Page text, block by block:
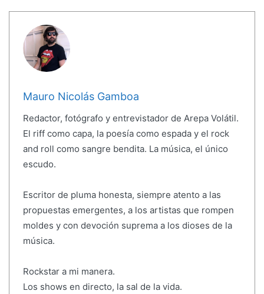
Mauro Nicolás Gamboa
Redactor, fotógrafo y entrevistador de Arepa Volátil.
El riff como capa, la poesía como espada y el rock
and roll como sangre bendita. La música, el único
escudo.
Escritor de pluma honesta, siempre atento a las
propuestas emergentes, a los artistas que rompen
moldes y con devoción suprema a los dioses de la
música.
Rockstar a mi manera.
Los shows en directo, la sal de la vida.